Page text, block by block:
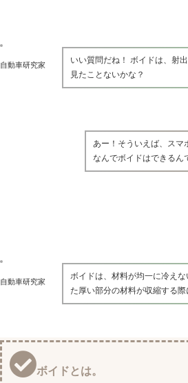
自動車研究家
いい質問だね！ ボイドは、射
見たことないかな？
あー！そういえば、スマ
なんでボイドはできるん
自動車研究家
ボイドは、材料が均一に冷え
た厚い部分の材料が収縮する際
ボイドとは。